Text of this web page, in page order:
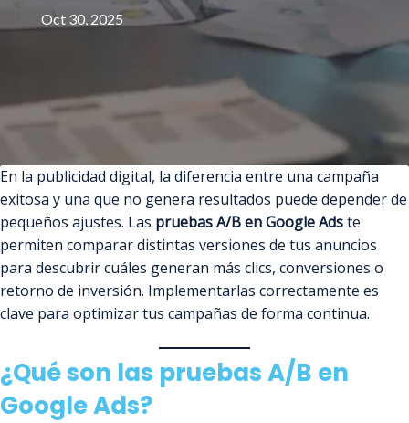
Oct 30, 2025
En la publicidad digital, la diferencia entre una campaña
exitosa y una que no genera resultados puede depender de
pequeños ajustes. Las pruebas A/B en Google Adste
permiten comparar distintas versiones de tus anuncios
para descubrir cuáles generan más clics, conversiones o
retorno de inversión. Implementarlas correctamente es
clave para optimizar tus campañas de forma continua.
¿Qué son las pruebas A/B en
Google Ads?